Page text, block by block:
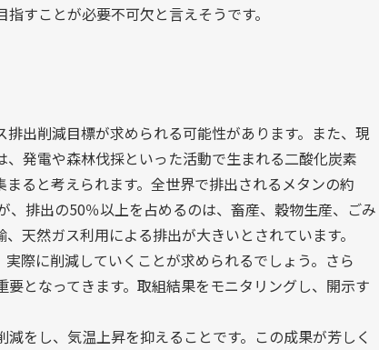
すことが必要不可欠と言えそうです。
出削減目標が求められる可能性があります。また、現
発電や森林伐採といった活動で生まれる二酸化炭素
まると考えられます。全世界で排出されるメタンの約
排出の50％以上を占めるのは、畜産、穀物生産、ごみ
天然ガス利用による排出が大きいとされています。
際に削減していくことが求められるでしょう。さら
となってきます。取組結果をモニタリングし、開示す
をし、気温上昇を抑えることです。この成果が芳しく